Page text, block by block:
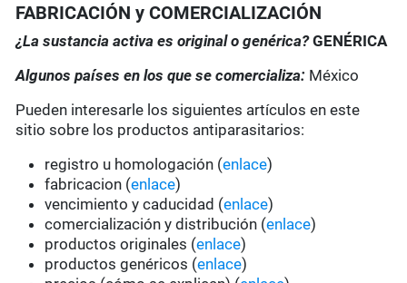
FABRICACIÓN y COMERCIALIZACIÓN
¿La sustancia activa es original o genérica?GENÉRICA
Algunos países en los que se comercializa: México
Pueden interesarle los siguientes artículos en este
sitio sobre los productos antiparasitarios:
registro u homologación (enlace)
fabricacion (enlace)
vencimiento y caducidad (enlace)
comercialización y distribución (enlace)
productos originales (enlace)
productos genéricos (enlace)